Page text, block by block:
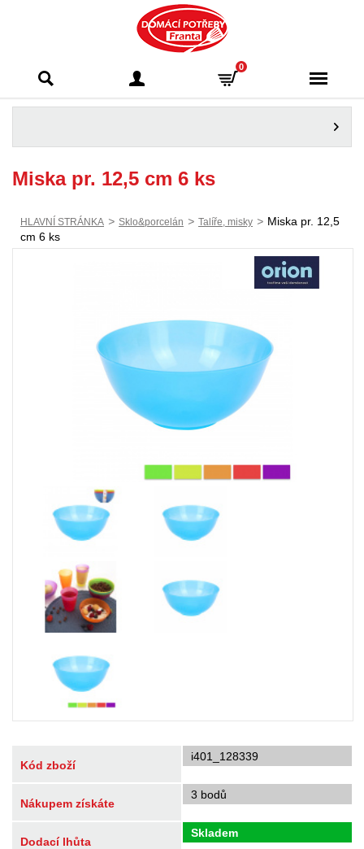
Franta - Příbram
0
Miska pr. 12,5 cm 6 ks
HLAVNÍ STRÁNKA > Sklo&porcelán > Talíře, misky > Miska pr. 12,5
cm 6 ks
Kód zboží
i401_128339
Nákupem získáte
3 bodů
Dodací lhůta
Skladem